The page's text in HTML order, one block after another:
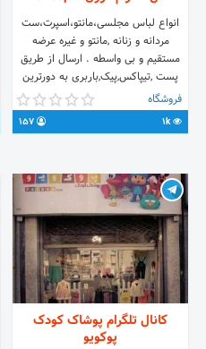
انواع لباس مجلسی،مانتو،اسپرت،ست
مردانه و زنانه ,مانتو و غیره عرضه
مستقیم و بی واسطه . ارسال از طریق
پست ,تیپاکس,پیک,باربری به دورترین
نقاط ایران . اینجام👇 @zpm775449
شماره تماس در موارد ضروری
09213729236 کانال واریز و رضایت👇
http://sapp.ir/melisepid
فروشگاه
1k
کانال تلگرام پوشاک کودک
پوکویو